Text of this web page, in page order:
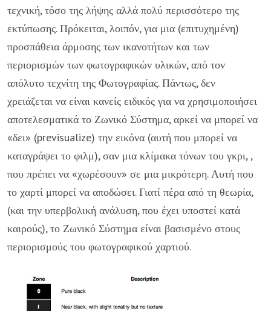
τεχνική, τόσο της λήψης αλλά πολύ περισσότερο της
εκτύπωσης. Πρόκειται, λοιπόν, για μια (επιτυχημένη)
προσπάθεια άρμοσης των ικανοτήτων και των
περιορισμών των φωτογραφικών υλικών, από τον
απόλυτο τεχνίτη της Φωτογραφίας. Πάντως, δεν
χρειάζεται να είναι κανείς ειδικός για να χρησιμοποιήσει
αποτελεσματικά το Ζωνικό Σύστημα, αρκεί να μπορεί να
«δει» (previsualize) την εικόνα (αυτή που μπορεί να
καταγράψει το φιλμ), σαν μια κλίμακα τόνων του γκρι, ,
που πρέπει να «χωρέσουν» σε μια μικρότερη. Αυτή που
το χαρτί μπορεί να αποδώσει. Γιατί πέρα από τη θεωρία,
(και την υπερβολική ανάλυση, που έχει υποστεί κατά
καιρούς), το Ζωνικό Σύστημα είναι βασισμένο στους
περιορισμούς του φωτογραφικού χαρτιού.